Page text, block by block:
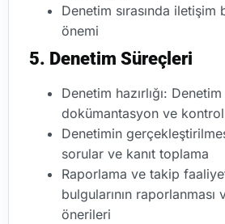
Denetim sırasında iletişim
önemi
5. Denetim Süreçleri
Denetim hazırlığı:
dokümantasyon ve
Denetimin
sorular ve kanıt toplama
Raporlama ve takip
bulgularının
önerileri